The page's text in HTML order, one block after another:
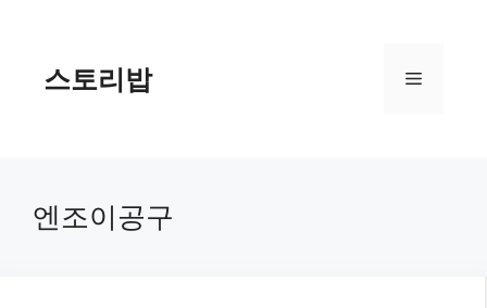
스토리밥 메
엔조이공구